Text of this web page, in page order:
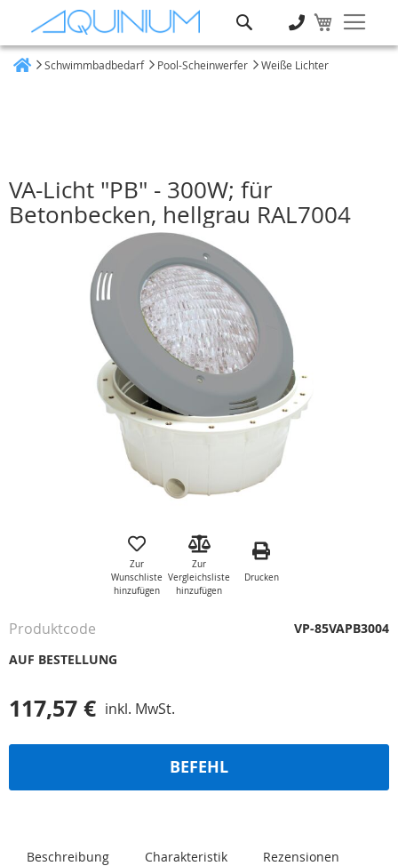
Schwimmbadbedarf Pool-Scheinwerfer Weiße Lichter
VA-Licht "PB" - 300W; für
Betonbecken, hellgrau RAL7004
Zur
Wunschliste
hinzufügen
Zur
Vergleichsliste
hinzufügen
Drucken
117,57 € inkl. MwSt.
AUF BESTELLUNG
Produktcode VP-85VAPB3004
BEFEHL
Beschreibung Charakteristik Rezensionen